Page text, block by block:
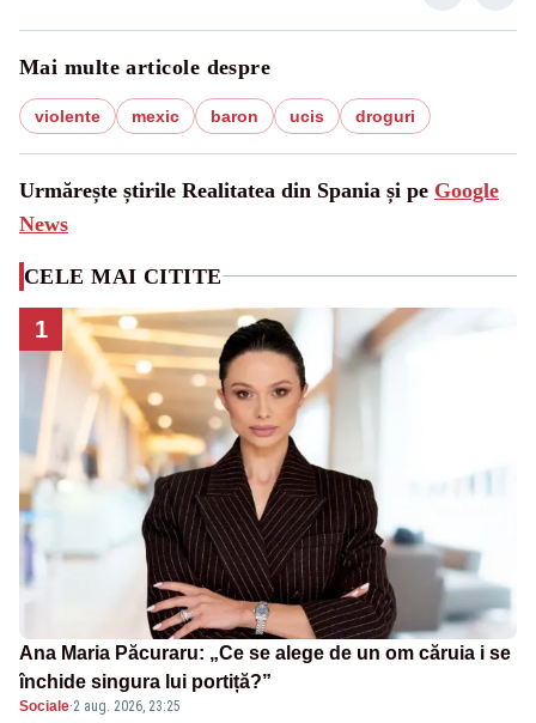
Mai multe articole despre
violente mexic baron ucis droguri
Urmărește știrile Realitatea din Spania și pe Google
News
CELE MAI CITITE
1
Ana Maria Păcuraru: „Ce se alege de un om căruia i se
închide singura lui portiță?”
Sociale·2 aug. 2026, 23:25